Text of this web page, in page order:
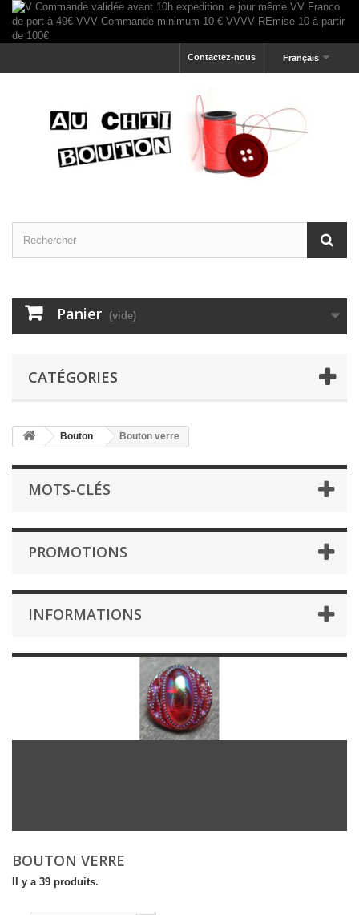
Français
Contactez-nous
Panier (vide)
CATÉGORIES
Bouton Bouton verre
MOTS-CLÉS
PROMOTIONS
INFORMATIONS
BOUTON VERRE
Il y a 39 produits.